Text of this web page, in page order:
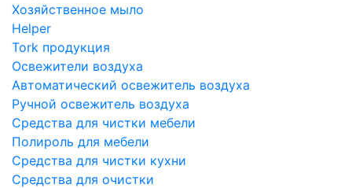
Хозяйственное мыло
Helper
Tork продукция
Освежители воздуха
Автоматический освежитель воздуха
Ручной освежитель воздуха
Средства для чистки мебели
Полироль для мебели
Средства для чистки кухни
Средства для очистки